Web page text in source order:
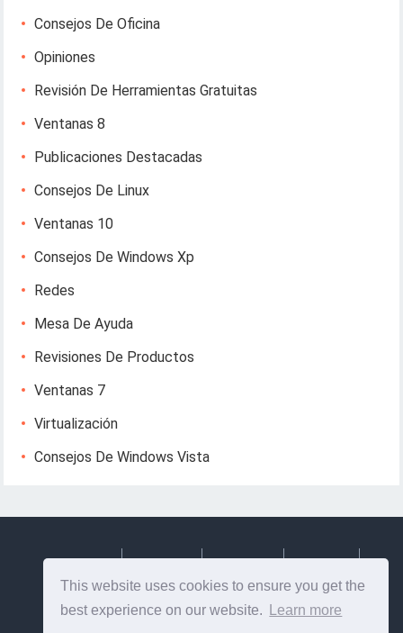
This website uses cookies to ensure you get the
best experience on our website.
Learn more
Consejos De Oficina
Opiniones
Revisión De Herramientas Gratuitas
Ventanas 8
Publicaciones Destacadas
Consejos De Linux
Ventanas 10
Consejos De Windows Xp
Redes
Mesa De Ayuda
Revisiones De Productos
Ventanas 7
Virtualización
Consejos De Windows Vista